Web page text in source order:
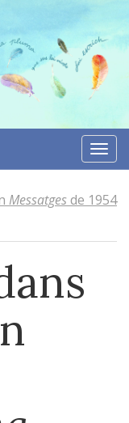
Messatgesde 1954